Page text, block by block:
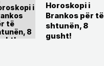
Horoskopi i
Brankos për të
shtunën, 8
gusht!